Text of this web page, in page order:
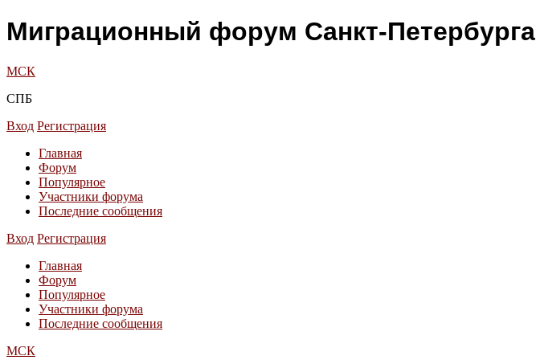
Миграционный форум Санкт-Петербурга
МСК
СПБ
Вход Регистрация
Главная
Форум
Популярное
Участники форума
Последние сообщения
Вход Регистрация
Главная
Форум
Популярное
Участники форума
Последние сообщения
МСК